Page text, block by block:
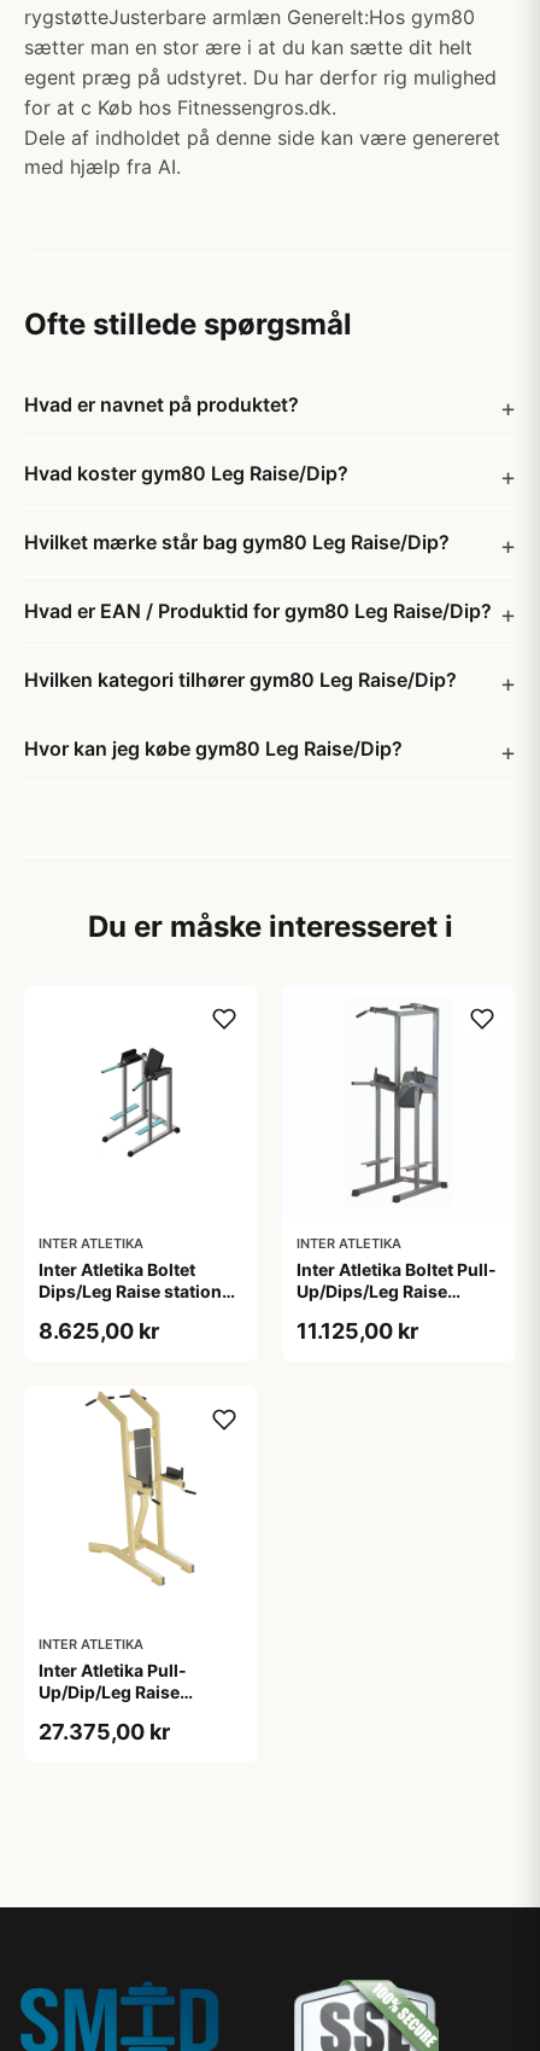
rygstøtteJusterbare armlæn Generelt:Hos gym80
sætter man en stor ære i at du kan sætte dit helt
egent præg på udstyret. Du har derfor rig mulighed
for at c Køb hos Fitnessengros.dk.
Dele af indholdet på denne side kan være genereret
med hjælp fra AI.
Ofte stillede spørgsmål
Hvad er navnet på produktet?
Hvad koster gym80 Leg Raise/Dip?
Hvilket mærke står bag gym80 Leg Raise/Dip?
Hvad er EAN / Produktid for gym80 Leg Raise/Dip?
Hvilken kategori tilhører gym80 Leg Raise/Dip?
Hvor kan jeg købe gym80 Leg Raise/Dip?
Du er måske interesseret i
INTER ATLETIKA
Inter Atletika Boltet
Dips/Leg Raise station
8.625,00 kr
INTER ATLETIKA
Inter Atletika Boltet Pull-
Up/Dips/Leg Raise
243 cm
11.125,00 kr
INTER ATLETIKA
Inter Atletika Pull-
Up/Dip/Leg Raise
27.375,00 kr